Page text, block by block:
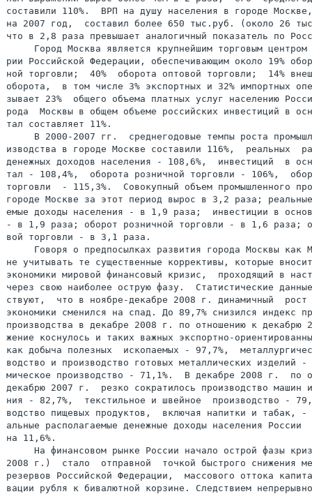
составили 110%.  ВРП на душу населения в городе
на 2007 год,  составил более 650 тыс.руб. (около 26
что в 2,8 раза превышает аналогичный показатель по
Город Москва является крупнейшим торговым центром
рии Российской Федерации, обеспечивающим около 19%
ной торговли;  40%  оборота оптовой торговли;  14%
оборота,  в том числе 3% экспортных и 32% импортных
зывает 23%  общего объема платных услуг населению
тал составляет 11%.
     В 2000-2007 гг.  среднегодовые темпы роста промышленного про-
изводства в городе Москве составили 116%,  реальных  располагаемых
денежных доходов населения - 108,6%,  инвестиций  в основной капи-
тал - 108,4%,  оборота розничной торговли - 106%,  оборота оптовой
торговли  - 115,3%.  Совокупный объем промышленного производства в
городе Москве за этот период вырос в 3,2 раза; реальные располага-
емые доходы населения - в 1,9 раза;  инвестиции в основной капитал
- в 1,9 раза; оборот розничной торговли - в 1,6 раза; оборот опто-
вой торговли - в 3,1 раза.
     Говоря о предпосылках развития города Москвы как МФЦ,  нельзя
не учитывать те существенные коррективы, которые вносит в развитие
экономики мировой финансовый кризис,  проходящий в настоящее время
через свою наиболее острую фазу.  Статистические данные свидетель-
ствуют,  что в ноябре-декабре 2008 г. динамичный  рост  российской
экономики сменился на спад. До 89,7% снизился индекс промышленного
производства в декабре 2008 г. по отношению к декабрю 2007 г. Сни-
жение коснулось и таких важных экспортно-ориентированных отраслей,
как добыча полезных  ископаемых - 97,7%,  металлургическое  произ-
водство и производство готовых металлических изделий - 93,9%,  хи-
мическое производство - 71,1%.  В декабре 2008 г.  по отношению  к
декабрю 2007 г.  резко сократилось производство машин и оборудова-
ния - 82,7%,  текстильное и швейное  производство - 79,5%,  произ-
водство пищевых продуктов,  включая напитки и табак, - 93,5%.  Ре-
альные располагаемые денежные доходы населения России  сократились
на 11,6%.
     На финансовом рынке России начало острой фазы кризиса (август
2008 г.)  стало  отправной  точкой быстрого снижения международных
резервов Российской Федерации,  массового оттока капитала, деваль-
вации рубля к бивалютной корзине. Следствием непрерывной девальва-
ции рубля,  проводимой с указанного момента Банком  России,  стало
"бегство от рубля" и перевод всех доступных рублевых средств в ва-
лютные активы,  резкое сворачивание банками кредитных  программ  и
операций  на внутреннем финансовом рынке.  Проявлением финансового
кризиса стал и панический вывод средств с российского рынка акций,
в результате чего к январю 2009 г. его капитализация сократилась в
4,5 раза по отношению к пиковому значению.
     Несмотря  на кризис и зафиксированный  в IV квартале  2008 г.
экономический спад, в целом 2008 год останется для российской эко-
номики годом  роста.  ВВП  России в 2008 году вырос по сравнению с
2007 годом на 5,6%,  промышленное производство - на 2,1%, инвести-
ции  в основной капитал - на 9,1%,  оборот розничной торговли - на
13%, реальные располагаемые доходы населения - на 2,7%.
     В целях стабилизации финансово-кредитной системы Правительст-
во Российской Федерации  и Банк России  в IV квартале 2008 г. осу-
ществили комплекс мероприятий, направленных на поддержание ликвид-
ности и устойчивости банковской системы и финансового рынка, кото-
рый резко снизил риски системного кризиса в указанной сфере.
     Тем не менее на 2009 год базовый  вариант  прогноза  социаль-
но-экономического  развития определяет снижение роста ВВП России в
размере 2,2%.  Смягчающий эффект на падение деловой  активности  в
экономике Российской Федерации в 2009 году должны оказать дополни-
тельные антикризисные меры, направленные на оказание поддержки ре-
альному сектору экономики, а также реализация инвестиционных прог-
рамм естественных монополий и компаний  инфраструктурных  секторов
экономики. Наличие таких мер и активная политика по диверсификации
экономики, стимулированию инвестиций и инноваций, рациональное уп-
равление  государственными  финансами и резервами,  мероприятия по
поддержке финансовой системы страны позволяют говорить о  сохране-
нии российской  экономикой потенциала роста и восстановлении пози-
тивной динамики такого роста в посткризисный период.
     Таким образом, несмотря на дестабилизирующее влияние мирового
финансового кризиса,  по-прежнему сохраняются все предпосылки  для
развития  города  Москвы как национального и международного центра
финансовых услуг. Более того, кризисная обстановка должна способс-
твовать быстрому принятию ряда нормативных правовых актов и мер по
изменению регулирования и инфраструктуры финансового  и  фондового
рынка, которые будут форсировать создание МФЦ в городе Москве.
     Обоснованность претензий  города Москвы на роль МФЦ подтверж-
дается  и оценками международных экспертов.  В 19 ежегодном отчете
"Обзор европейских городов" (European Cities Monitor),  вышедшем в
октябре 2008 г.,  город Москва занял первое место по критерию "Ев-
ропейская экспансия: города, которые могут ожидать наибольший при-
ток компаний в ближайшие 5 лет". Согласно рейтингу "Великие города
мира", составленному  журналом "Forbes"  в октябре 2008 г.,  город
Москва вошел в число наиболее перспективных городов,  обеспечиваю-
щих развитие 30 ведущих мировых рынков  (14-е место из 85).  Город
Москва  является крупнейшим рынком с еще нереализованным потенциа-
лом развития.  Реализация своего уникального  потенциала  позволит
городу Москве утвердиться в глобальном пространстве в качестве од-
ного из мировых финансовых центров.
     Превращение города Москвы в МФЦ является неотъемлемой состав-
ной частью успешного решения стоящей перед Россией  стратегической
задачи вхождения в пятерку лидеров мировой экономики.  Именно МФЦ,
где сосредотачиваются основные  инвестиционные,  информационные  и
интеллектуальные  ресурсы,  становятся локомотивами экономического
роста в условиях стремительного развития транснациональных  эконо-
мических связей, увеличения мобильности и повышения степени интег-
рации финансовых рынков.  Наличие МФЦ создает необходимые  предпо-
сылки  для ускоренного наращивания инвестиционного потенциала эко-
номики и превращения национальной денежной единицы в одну из миро-
вых резервных валют.
     Это тем более важно,  потому что текущий глобальный кризис  с
неизбежностью  приведет  к  трансформации международных финансовых
рынков,  изменению правил их регулирования, созданию новых центров
притяжения капиталов.  В условиях такой трансформации, обусловлен-
ной кризисом всей системы мировых финансовых  отношений,  выиграют
те страны, которые будут участвовать в формировании новой архитек-
туры финансовых рынков и использовать такое  участие  в  интересах
развития  национального  рынка финансовых услуг и его интеграции в
систему международных финансовых отношений.
     Важно отметить,  что  инициативу  развития  города Москвы как
МФЦ необходимо реализовывать незамедлительно,  так  как  упущенное
время  может обернуться для города Москвы утратой всего наработан-
ного потенциала.  Кроме того,  на фоне кризиса мировой  финансовой
системы и ослабления позиций ряда крупнейших финансовых институтов
все более отчетливо начнут проявляться тенденции экспансии  сохра-
нивших дееспособность действующих международных финансовых центров
в страны с развивающимися экономиками,  укрепление  их  позиций  и
расширение  зон  финансового влияния.  В результате растет вероят-
ность того,  что число стран,  где могут сохраниться и  продолжать
функционировать независимые и полноценные финансовые рынки,  будет
постепенно сокращаться.  В ближайшее десятилетие отдельные  нацио-
нальные  финансовые рынки будут либо трансформироваться в междуна-
родные финансовые центры,  либо входить в зону влияния уже сущест-
вующих глобальных центров. Соответственно, наличие самостоятельно-
го финансового центра международного масштаба в той или иной стра-
не  станет одним из важнейших признаков конкурентоспособности эко-
номик таких стран,  роста их влияния в мире, обязательным условием
их экономического, а значит, и политического суверенитета.
     Обеспечение долгосрочной   конкурентоспособности  финансового
сектора российской экономики должно стать важнейшей задачей эконо-
мической  политики  России.  Одним из главных направлений развития
города Москвы является создание благоприятных условий для развития
финансовой системы и связанного с финансами бизнеса.  Создание МФЦ
в Москве - это процесс, встроенный в трансформацию мирового валют-
ного рынка, финансового рынка и рынка капиталов.

     4. Проблемы и задачи развития города Москвы как международного
финансового центра

     Мировой опыт показывает,  что создание в городе Москве МФЦ не
может быть обеспечено исключительно ростом количественных  показа-
телей  экономического и финансового развития.  Появление как новых
МФЦ - Сингапура, Гонконга, Дубая, Мумбая, Шанхая, так и укрепление
своих позиций "традиционными" мировыми и региональными финансовыми
центрами - Лондоном,  Нью-Йорком,  Франкфуртом, Люксембургом стало
результатом проведения целенаправленной и  во  многом  новаторской
государственной политики. В этой связи отправной точкой для разви-
тия российского МФЦ должна стать лучшая практика ведущих  финансо-
вых  центров  в  области законодательного регулирования финансовых
рынков, подготовки квалифицированного персонала, социальной и биз-
нес-инфраструктуры.

     Регулирование финансовых рынков: мировой опыт
     До мирового финансового кризиса признанными лидерами в облас-
ти  нормативного регулирования финансовых рынков являлись глобаль-
ные финансовые центры Лондона и Нью-Йорка.  При этом если финансо-
вое законодательство стран континентальной Европы и в определенной
степени США  стремится достаточно четко кодифицировать все правила
и меры регулирования,  описать финансовые инструменты и рынки (ru-
le-based regulation), то законодательство Великобритании часто до-
пускает сознательную нечеткость формулировок. Такая практика обес-
печивает  гибкость системы регулирования и быструю адаптацию к ин-
новациям на финансовых рынках.  Гибкость регулирования привлекла в
Лондон значительную часть бизнеса (в особенности связанного с кор-
поративным финансированием) глобальных инвестиционных и коммерчес-
ких банков.
     Гонконг модифицировал свое финансовое законодательство в 2003
году, упразднив  десять законов и приня